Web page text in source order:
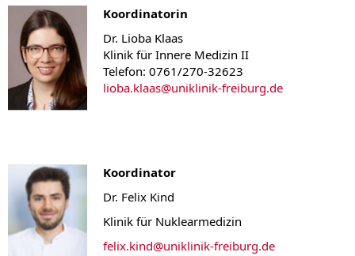
Koordinatorin
Dr. Lioba Klaas
Klinik für Innere Medizin II
Telefon: 0761/270-32623
lioba.klaas@uniklinik-freiburg.de
Koordinator
Dr. Felix Kind
Klinik für Nuklearmedizin
felix.kind@uniklinik-freiburg.de